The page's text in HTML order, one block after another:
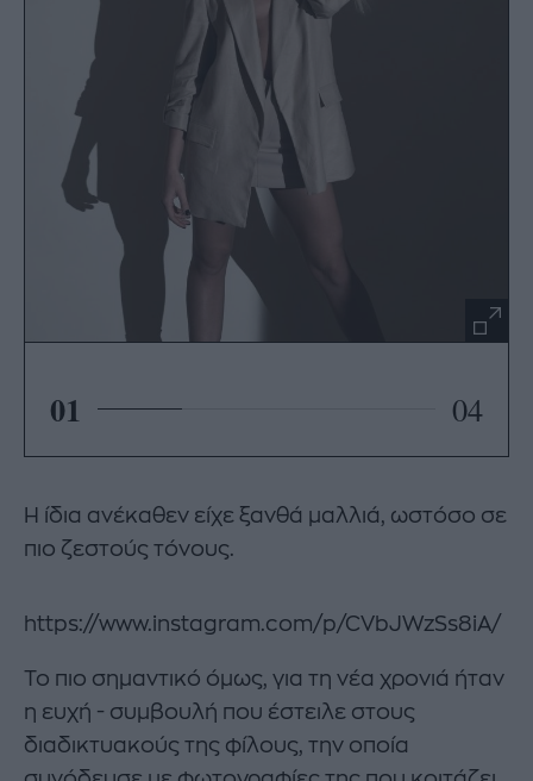
01 04
Η ίδια ανέκαθεν είχε ξανθά μαλλιά, ωστόσο σε
πιο ζεστούς τόνους.
https://www.instagram.com/p/CVbJWzSs8iA/
Το πιο σημαντικό όμως, για τη νέα χρονιά ήταν
η ευχή - συμβουλή που έστειλε στους
διαδικτυακούς της φίλους, την οποία